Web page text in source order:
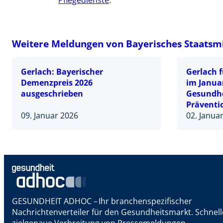
Weitere Meldungen von Bayerisches
Gerlach: Bayerischer
Demenzpreis 2026
ausgeschrieben
09. Januar 2026
Gerlach
im
02.
GESUNDHEIT ADHOC – Ihr branchenspezifischer
Nachrichtenverteiler für den Gesundheitsmarkt.